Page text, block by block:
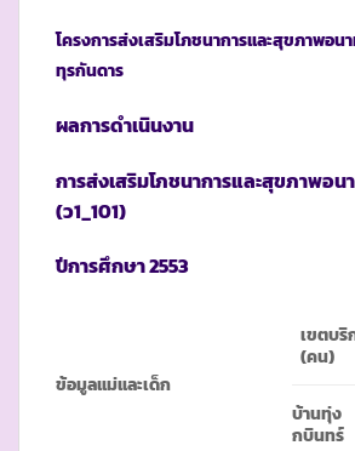
โครงการส่งเสริมโภชนาการและสุขภาพอน
ทุรกันดาร
ผลการดำเนินงาน
การส่งเสริมโภชนาการและสุขภาพอน
(ว1_101)
ปีการศึกษา2553
ข้อมูลแม่และเด็ก
เขตบริ
(คน)
บ้านทุ่ง
กบินทร์